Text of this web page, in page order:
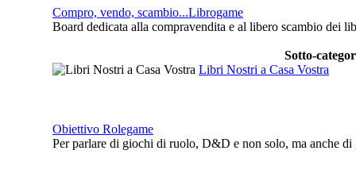
Compro, vendo, scambio...Librogame
Board dedicata alla compravendita e al libero scambio dei
Sotto-
Libri Nostri a Casa Vostra
Obiettivo Rolegame
Per parlare di giochi di ruolo, D&D e non solo, ma anche di